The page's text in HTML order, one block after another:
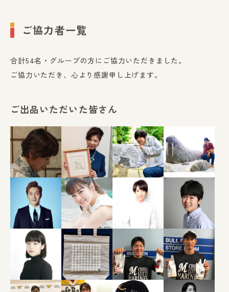
ご協力者一覧
合計54名・グループの方にご協力いただきました。
ご協力いただき、心より感謝申し上げます。
ご出品いただいた皆さん